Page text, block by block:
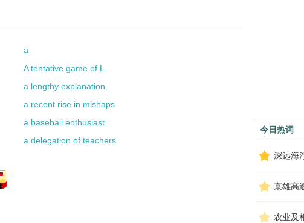
a
A tentative game of L.
a lengthy explanation.
a recent rise in mishaps
a baseball enthusiast.
a delegation of teachers
今日热词